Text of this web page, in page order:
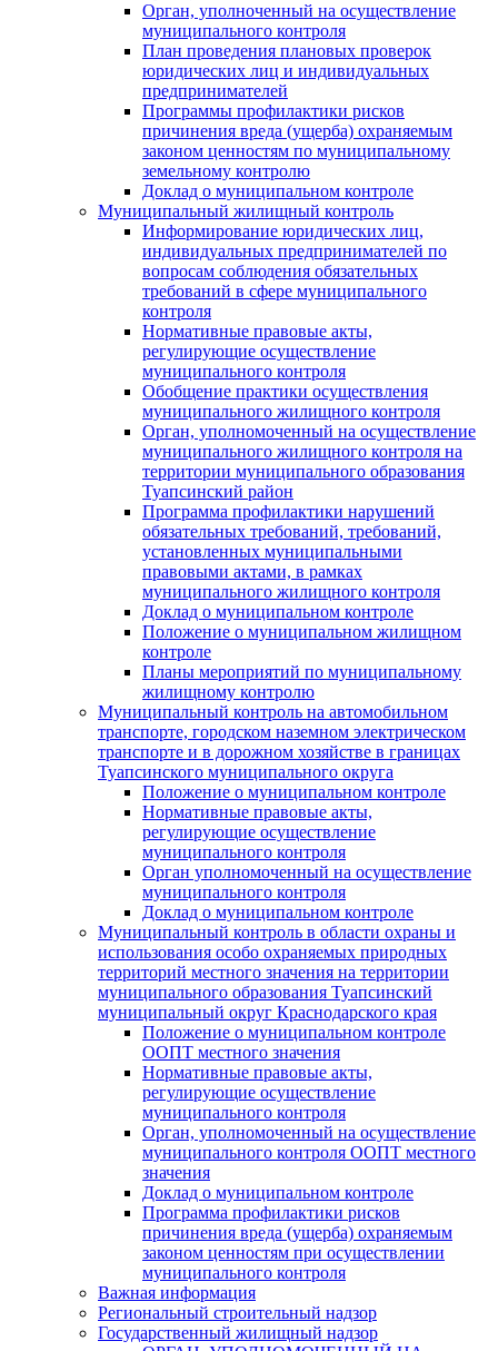
Орган, уполноченный на осуществление
муниципального контроля
План проведения плановых проверок
юридических лиц и индивидуальных
предпринимателей
Программы профилактики рисков
причинения вреда (ущерба) охраняемым
законом ценностям по муниципальному
земельному контролю
Доклад о муниципальном контроле
Муниципальный жилищный контроль
Информирование юридических лиц,
индивидуальных предпринимателей по
вопросам соблюдения обязательных
требований в сфере муниципального
контроля
Нормативные правовые акты,
регулирующие осуществление
муниципального контроля
Обобщение практики осуществления
муниципального жилищного контроля
Орган, уполномоченный на осуществление
муниципального жилищного контроля на
территории муниципального образования
Туапсинский район
Программа профилактики нарушений
обязательных требований, требований,
установленных муниципальными
правовыми актами, в рамках
муниципального жилищного контроля
Доклад о муниципальном контроле
Положение о муниципальном жилищном
контроле
Планы мероприятий по муниципальному
жилищному контролю
Муниципальный контроль на автомобильном
транспорте, городском наземном электрическом
транспорте и в дорожном хозяйстве в границах
Туапсинского муниципального округа
Положение о муниципальном контроле
Нормативные правовые акты,
регулирующие осуществление
муниципального контроля
Орган уполномоченный на осуществление
муниципального контроля
Доклад о муниципальном контроле
Муниципальный контроль в области охраны и
использования особо охраняемых природных
территорий местного значения на территории
муниципального образования Туапсинский
муниципальный округ Краснодарского края
Положение о муниципальном контроле
ООПТ местного значения
Нормативные правовые акты,
регулирующие осуществление
муниципального контроля
Орган, уполномоченный на осуществление
муниципального контроля ООПТ местного
значения
Доклад о муниципальном контроле
Программа профилактики рисков
причинения вреда (ущерба) охраняемым
законом ценностям при осуществлении
муниципального контроля
Важная информация
Региональный строительный надзор
Государственный жилищный надзор